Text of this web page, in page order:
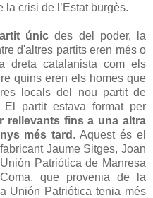
crisi de l’Estat burgès.
únic des del poder, la
d'altres partits eren més o
dreta catalanista com els
quins eren els homes que
locals del nou partit de
partit estava format per
rellevants fins a una altra
més tard . Aquest és el
Jaume Sitges, Joan
Patriótica de Manresa
que provenia de la
Unión Patriótica tenia més